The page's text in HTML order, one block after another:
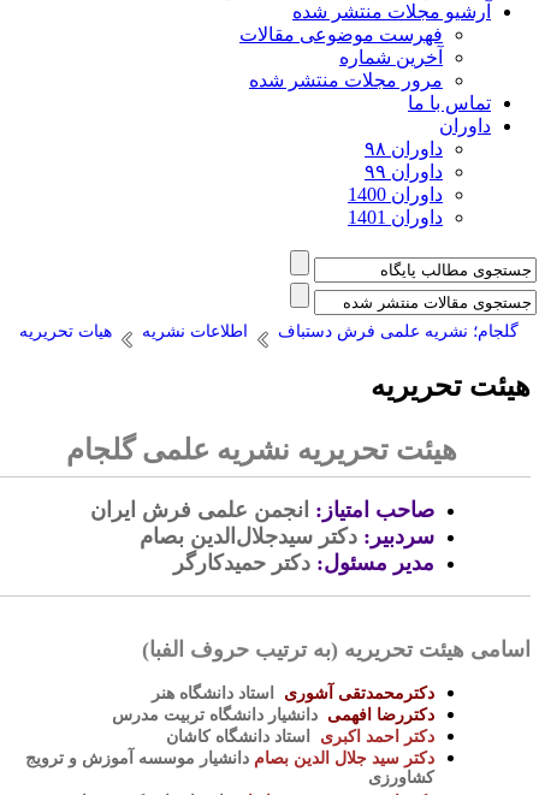
آرشیو مجلات منتشر شده
فهرست موضوعی مقالات
آخرین شماره
مرور مجلات منتشر شده
تماس با ما
داوران
داوران ۹۸
داوران ۹۹
داوران 1400
داوران 1401
گلجام؛ نشریه علمی فرش دستباف اطلاعات نشریه هیات تحریریه
تحریریه
هیئت تحریریه نشریه علمی گلجام
صاحب امتیاز:انجمن علمی فرش ایران
سردبیر:دکتر سیدجلال‌الدین بصام
مدیر مسئول:دکتر حمیدکارگر
هیئت تحریریه (به ترتیب حروف الفبا)
دکترمحمدتقی آشوری استاد دانشگاه هنر
دکتررضا افهمیدانشیار دانشگاه تربیت مدرس
دکتر احمد اکبری استاد دانشگاه کاشان
دکتر سید جلال الدین بصامدانشیار موسسه آموزش و ترویج
کشاورزی